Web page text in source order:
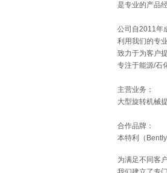
是专业的产品
公司自2011年
利用我们的专
致力于为客户
专注于能源/石
主营业务：
大型旋转机械
合作品牌：
本特利（
为满足不同客